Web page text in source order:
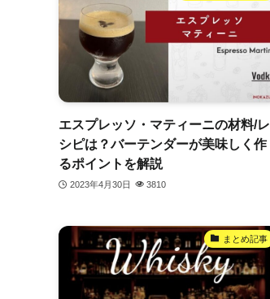
エスプレッソ・マティーニの材料/レ
シピは？バーテンダーが美味しく作
るポイントを解説
2023年4月30日 3810
まとめ記事